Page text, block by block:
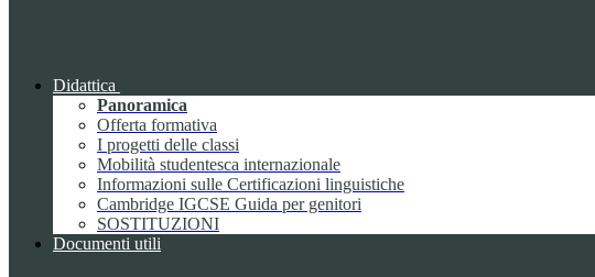
Didattica
Panoramica
Offerta formativa
I progetti delle classi
Mobilità studentesca internazionale
Informazioni sulle Certificazioni linguistiche
Cambridge IGCSE Guida per genitori
SOSTITUZIONI
Documenti utili